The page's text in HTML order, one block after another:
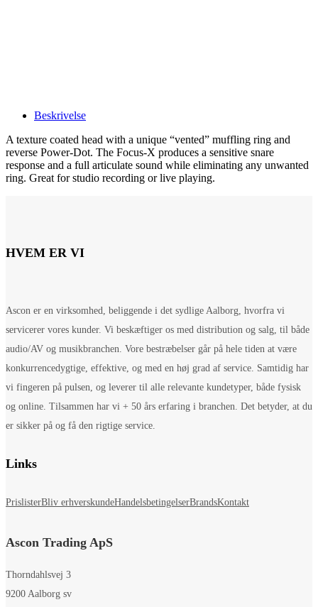
Beskrivelse
A texture coated head with a unique “vented” muffling ring and
reverse Power-Dot. The Focus-X produces a sensitive snare
response and a full articulate sound while eliminating any unwanted
ring. Great for studio recording or live playing.
HVEM ER VI
Ascon er en virksomhed, beliggende i det sydlige Aalborg, hvorfra vi
servicerer vores kunder. Vi beskæftiger os med distribution og salg, til både
audio/AV og musikbranchen. Vore bestræbelser går på hele tiden at være
konkurrencedygtige, effektive, og med en høj grad af service. Samtidig har
vi fingeren på pulsen, og leverer til alle relevante kundetyper, både fysisk
og online. Tilsammen har vi + 50 års erfaring i branchen. Det betyder, at du
er sikker på og få den rigtige service.
Links
PrislisterBliv erhverskundeHandelsbetingelserBrandsKontakt
Ascon Trading ApS
Thorndahlsvej 3
9200 Aalborg sv